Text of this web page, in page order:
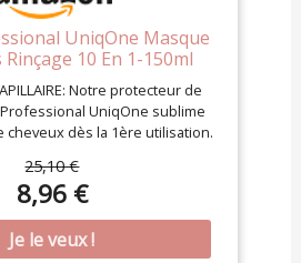
UniqOne Masque
Rinçage 10 En 1-150ml
Notre protecteur de
UniqOne sublime
cheveux dès la 1ère utilisation.
spectaculaires.
25,10 €
8,96 €